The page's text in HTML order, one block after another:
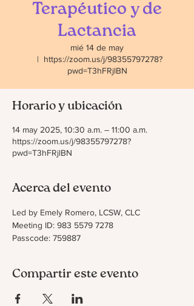
Terapéutico y de
Lactancia
mié 14 de may
  |
https://zoom.us/j/98355797278?
pwd=T3hFRjlBN
Horario y ubicación
14 may 2025, 10:30 a.m. – 11:00 a.m.
https://zoom.us/j/98355797278?
pwd=T3hFRjlBN
Acerca del evento
Led by Emely Romero, LCSW, CLC
Meeting ID: 983 5579 7278
Passcode: 759887
Compartir este evento